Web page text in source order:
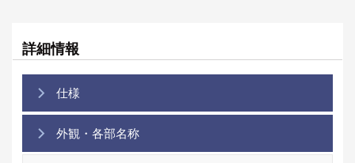
詳細情報
仕様
外観・各部名称